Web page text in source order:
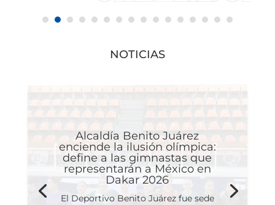
NOTICIAS
Alcaldía Benito Juárez
enciende la ilusión olímpica:
define a las gimnastas que
representarán a México en
Dakar 2026
El Deportivo Benito Juárez fue sede